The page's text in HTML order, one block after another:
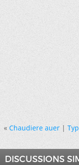
« Chaudiere auer|
DISCUSSIONS